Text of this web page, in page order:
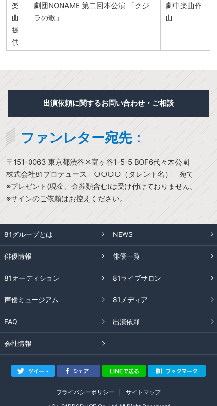
楽
曲
提
供
劇団NONAME 第二回本公演 「クジ
ラの歌」
劇中楽曲作
曲
出演依頼に関するお問い合わせ・ご相談
ファンレター宛先：
〒151-0063 東京都渋谷区富ヶ谷1-5-5 BOF6代々木公園
株式会社81プロデュース ○○○○（タレント名） 宛て
※プレゼント(現金、金券類含む)は受け付けておりません。
※サインのご依頼はお控えください。
81グループとは NEWS
俳優情報 俳優一覧
81オーディション 81ライブサロン
声優ミュージアム 81メディア
FAQ 出演依頼
会社情報
プライバシーポリシー
サイトマップ